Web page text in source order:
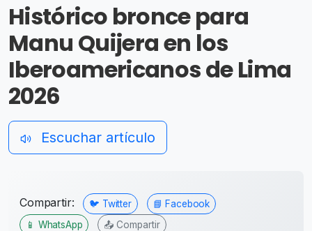
Histórico bronce para
Manu Quijera en los
Iberoamericanos de Lima
2026
Escuchar artículo
Compartir: 🐦 Twitter
📘 Facebook
📱 WhatsApp
📤 Compartir